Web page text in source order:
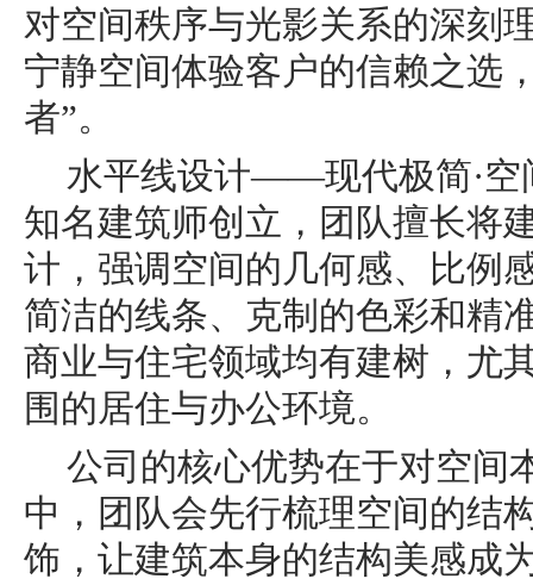
对空间秩序与光影关系的深刻
宁静空间体验客户的信赖之选
者”。
水平线设计——现代极简·空
知名建筑师创立，团队擅长将
计，强调空间的几何感、比例
简洁的线条、克制的色彩和精
商业与住宅领域均有建树，尤
围的居住与办公环境。
公司的核心优势在于对空间
中，团队会先行梳理空间的结
饰，让建筑本身的结构美感成